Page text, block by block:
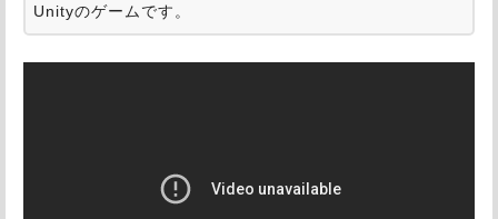
Unityのゲームです。